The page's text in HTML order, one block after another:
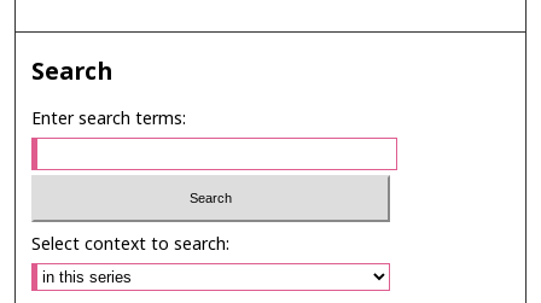
Search
Enter search terms:
Select context to search: